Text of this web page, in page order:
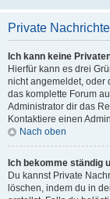
Private
Ich kann keine
Hierfür kann es drei
nicht angemeldet, oder
das komplette Forum
Administrator dir das
Kontaktiere einen
Nach oben
Ich bekomme ständig
Du kannst Private
löschen, indem du in